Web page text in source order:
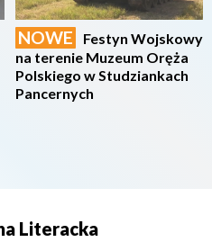
NOWE
Festyn Wojskowy
na terenie Muzeum Oręża
Polskiego w Studziankach
Pancernych
Literacka